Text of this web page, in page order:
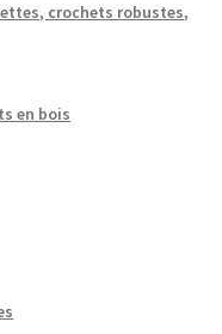
crochets robustes,
en bois